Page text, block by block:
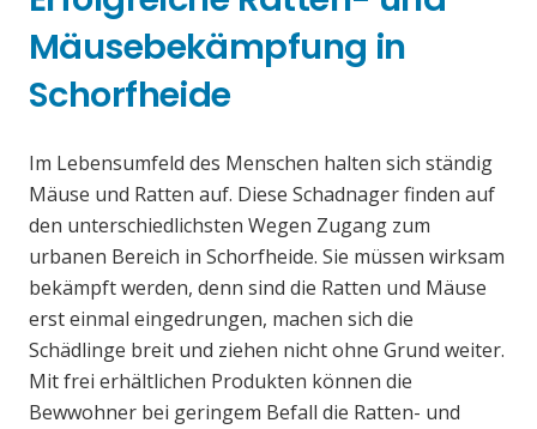
Mäusebekämpfung in
Schorfheide
Im Lebensumfeld des Menschen halten sich ständig
Mäuse und Ratten auf. Diese Schadnager finden auf
den unterschiedlichsten Wegen Zugang zum
urbanen Bereich in Schorfheide. Sie müssen wirksam
bekämpft werden, denn sind die Ratten und Mäuse
erst einmal eingedrungen, machen sich die
Schädlinge breit und ziehen nicht ohne Grund weiter.
Mit frei erhältlichen Produkten können die
Bewwohner bei geringem Befall die Ratten- und